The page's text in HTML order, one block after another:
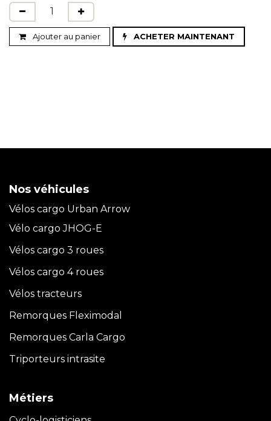
Ajouter au panier ACHETER MAINTENANT
Nos véhicules
Vélos cargo Urban Arrow
Vélo cargo JHOG-E
Vélos cargo 3 roues
Vélos cargo 4 roues
Vélos tracteurs
Remorques Fleximodal
Remorques Carla Cargo
Triporteurs intrasite
Métiers